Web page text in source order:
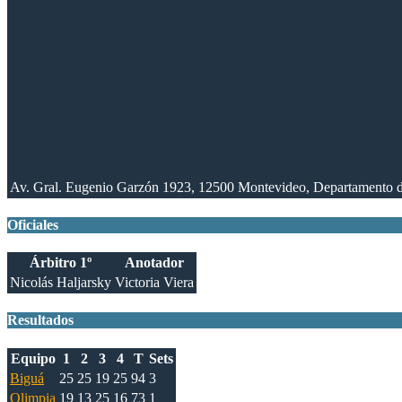
Av. Gral. Eugenio Garzón 1923, 12500 Montevideo, Departamento
Oficiales
Árbitro 1º
Anotador
Nicolás Haljarsky Victoria Viera
Resultados
Equipo 1 2 3 4 T Sets
Biguá
25 25 19 25 94 3
Olimpia 19 13 25 16 73 1